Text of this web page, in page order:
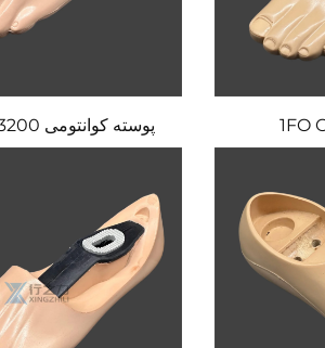
پوسته کوانتومی N4200/N3200